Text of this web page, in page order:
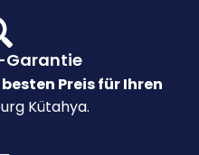
Garantie
besten Preis für Ihren
Kütahya.